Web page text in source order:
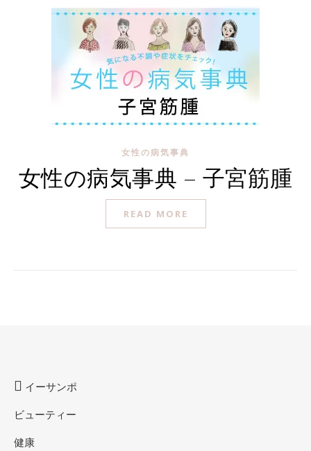
女性の病気事典
女性の病気事典 – 子宮筋腫
READ MORE
イーサンポ
ビューティー
健康